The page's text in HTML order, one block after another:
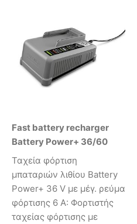
Fast battery recharger
Battery Power+ 36/60
Ταχεία φόρτιση
μπαταριών λιθίου Battery
Power+ 36 V με μέγ. ρεύμα
φόρτισης 6 A: Φορτιστής
ταχείας φόρτισης με